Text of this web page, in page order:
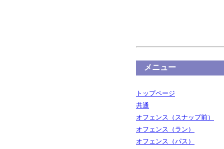
メニュー
トップページ
共通
オフェンス（スナップ前）
オフェンス（ラン）
オフェンス（パス）